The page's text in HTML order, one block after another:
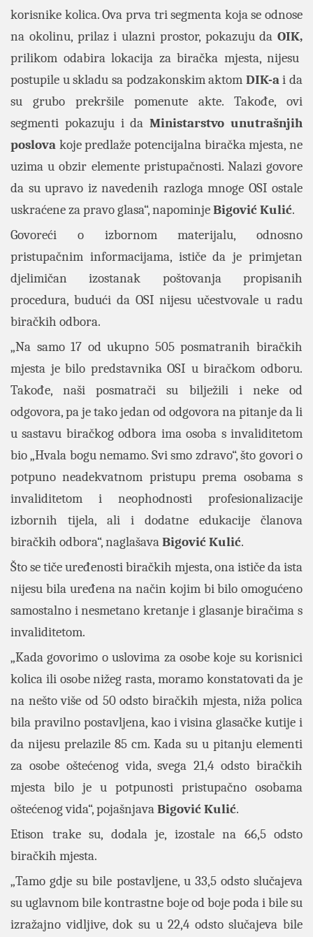
korisnike kolica. Ova prva tri segmenta koja se odnose
na okolinu, prilaz i ulazni prostor, pokazuju da OIK,
prilikom odabira lokacija za biračka mjesta, nijesu
postupile u skladu sa podzakonskim aktom DIK-ai da
su grubo prekršile pomenute akte. Takođe, ovi
segmenti pokazuju i daMinistarstvo unutrašnjih
poslova koje predlaže potencijalna biračka mjesta, ne
uzima u obzir elemente pristupačnosti. Nalazi govore
da su upravo iz navedenih razloga mnoge OSI ostale
uskraćene za pravo glasa“, napominjeBigović Kulić.
Govoreći o izbornom materijalu, odnosno
pristupačnim informacijama, ističe da je primjetan
djelimičan izostanak poštovanja propisanih
procedura, budući da OSI nijesu učestvovale u radu
biračkih odbora.
„Na samo 17 od ukupno 505 posmatranih biračkih
mjesta je bilo predstavnika OSI u biračkom odboru.
Takođe, naši posmatrači su bilježili i neke od
odgovora, pa je tako jedan od odgovora na pitanje da li
u sastavu biračkog odbora ima osoba s invaliditetom
bio „Hvala bogu nemamo. Svi smo zdravo“, što govori o
potpuno neadekvatnom pristupu prema osobama s
invaliditetom i neophodnosti profesionalizacije
izbornih tijela, ali i dodatne edukacije članova
biračkih odbora“, naglašavaBigović Kulić.
Što se tiče uređenosti biračkih mjesta, ona ističe da ista
nijesu bila uređena na način kojim bi bilo omogućeno
samostalno i nesmetano kretanje i glasanje biračima s
invaliditetom.
„Kada govorimo o uslovima za osobe koje su korisnici
kolica ili osobe nižeg rasta, moramo konstatovati da je
na nešto više od 50 odsto biračkih mjesta, niža polica
bila pravilno postavljena, kao i visina glasačke kutije i
da nijesu prelazile 85 cm. Kada su u pitanju elementi
za osobe oštećenog vida, svega 21,4 odsto biračkih
mjesta bilo je u potpunosti pristupačno osobama
oštećenog vida“, pojašnjavaBigović Kulić.
Etison trake su, dodala je, izostale na 66,5 odsto
biračkih mjesta.
„Tamo gdje su bile postavljene, u 33,5 odsto slučajeva
su uglavnom bile kontrastne boje od boje poda i bile su
izražajno vidljive, dok su u 22,4 odsto slučajeva bile